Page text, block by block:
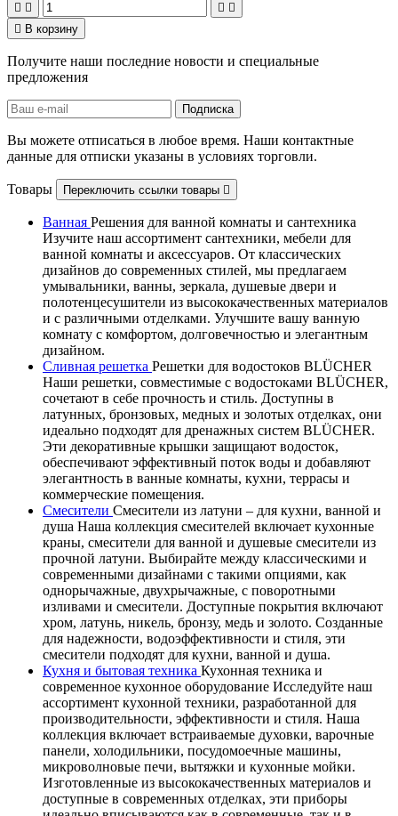
   
 В корзину
Получите наши последние новости и специальные
предложения
Вы можете отписаться в любое время. Наши контактные
данные для отписки указаны в условиях торговли.
Товары Переключить ссылки товары 
Ванная Решения для ванной комнаты и сантехника
Изучите наш ассортимент сантехники, мебели для
ванной комнаты и аксессуаров. От классических
дизайнов до современных стилей, мы предлагаем
умывальники, ванны, зеркала, душевые двери и
полотенцесушители из высококачественных материалов
и с различными отделками. Улучшите вашу ванную
комнату с комфортом, долговечностью и элегантным
дизайном.
Сливная решетка Решетки для водостоков BLÜCHER
Наши решетки, совместимые с водостоками BLÜCHER,
сочетают в себе прочность и стиль. Доступны в
латунных, бронзовых, медных и золотых отделках, они
идеально подходят для дренажных систем BLÜCHER.
Эти декоративные крышки защищают водосток,
обеспечивают эффективный поток воды и добавляют
элегантность в ванные комнаты, кухни, террасы и
коммерческие помещения.
Смесители Смесители из латуни – для кухни, ванной и
душа Наша коллекция смесителей включает кухонные
краны, смесители для ванной и душевые смесители из
прочной латуни. Выбирайте между классическими и
современными дизайнами с такими опциями, как
однорычажные, двухрычажные, с поворотными
изливами и смесители. Доступные покрытия включают
хром, латунь, никель, бронзу, медь и золото. Созданные
для надежности, водоэффективности и стиля, эти
смесители подходят для кухни, ванной и душа.
Кухня и бытовая техника Кухонная техника и
современное кухонное оборудование Исследуйте наш
ассортимент кухонной техники, разработанной для
производительности, эффективности и стиля. Наша
коллекция включает встраиваемые духовки, варочные
панели, холодильники, посудомоечные машины,
микроволновые печи, вытяжки и кухонные мойки.
Изготовленные из высококачественных материалов и
доступные в современных отделках, эти приборы